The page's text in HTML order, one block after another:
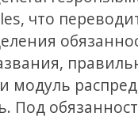
что
модуль
Под